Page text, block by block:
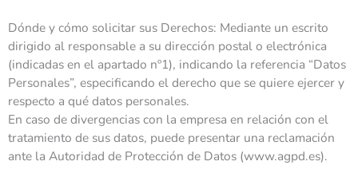
Dónde y cómo solicitar sus Derechos: Mediante un escrito
dirigido al responsable a su dirección postal o electrónica
(indicadas en el apartado nº1), indicando la referencia “Datos
Personales”, especificando el derecho que se quiere ejercer y
respecto a qué datos personales.
En caso de divergencias con la empresa en relación con el
tratamiento de sus datos, puede presentar una reclamación
ante la Autoridad de Protección de Datos (www.agpd.es).